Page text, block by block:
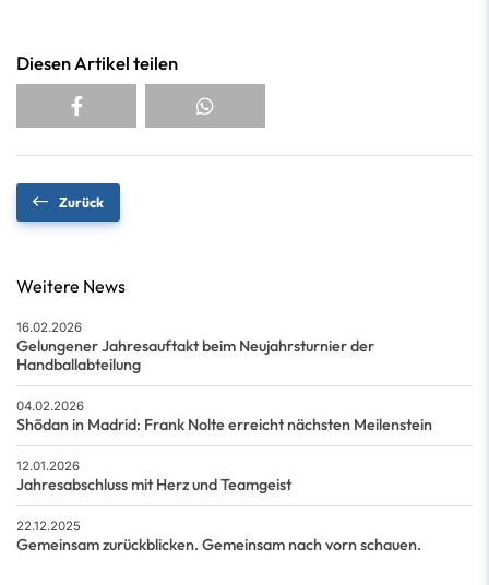
Diesen Artikel teilen
Zurück
Weitere News
16.02.2026
Gelungener Jahresauftakt beim Neujahrsturnier der
Handballabteilung
04.02.2026
Shōdan in Madrid: Frank Nolte erreicht nächsten Meilenstein
12.01.2026
Jahresabschluss mit Herz und Teamgeist
22.12.2025
Gemeinsam zurückblicken. Gemeinsam nach vorn schauen.